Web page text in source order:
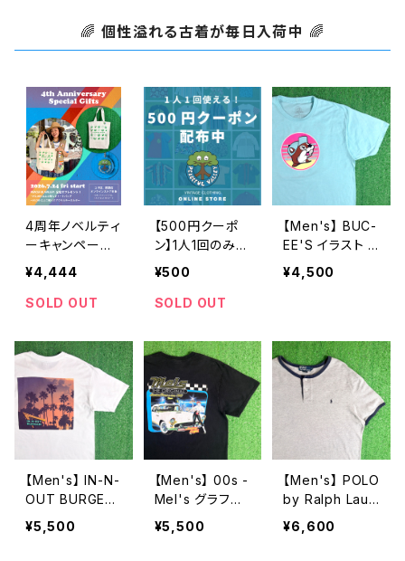
🌈個性溢れる古着が毎日入荷中 🌈
4周年ノベルティ
ーキャンペーン
開催中！
¥4,444
SOLD OUT
【500円クーポ
ン】1人1回のみご
利用可能！
¥500
SOLD OUT
【Men's】 BUC-
EE'S イラスト T
シャツ / バッキ
ーズ ティーシャ
¥4,500
【Men's】 IN-N-
OUT BURGER
Tシャツ / ティー
シャツ T-Shirt
¥5,500
【Men's】 00s -
Mel's グラフィ
ック Tシャツ /
ティーシャツ T-
¥5,500
【Men's】 POLO
by Ralph Laur
en 鹿の子素材
ヘンリーネック
¥6,600